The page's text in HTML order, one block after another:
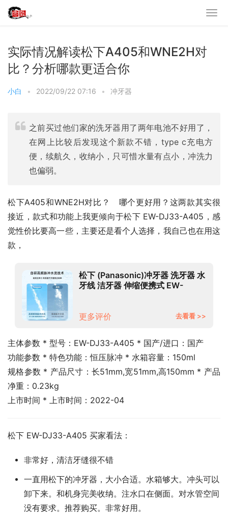
实际情况解读松下A405和WNE2H对
比？分析哪款更适合你
小白 • 2022/09/22 07:16 • 冲牙器
之前买过他们家的洗牙器用了两年电池不好用了，
在网上比较后发现这个新款不错，type c充电方
便，续航久，收纳小，只可惜水量有点小，冲洗力
也偏弱。
松下A405和WNE2H对比？   哪个更好用？这两款其实很
接近，款式和功能上我更倾向于松下 EW-DJ33-A405，感
觉性价比要高一些，主要还是看个人选择，我自己也在用这
款，
松下 (Panasonic)冲牙器 洗牙器 水
牙线 洁牙器 伸缩便携式 EW-
更多评价
去看看 >>
主体参数 * 型号：EW-DJ33-A405 * 国产/进口：国产
功能参数 * 特色功能：恒压脉冲 * 水箱容量：150ml
规格参数 * 产品尺寸：长51mm,宽51mm,高150mm * 产品
净重：0.23kg
上市时间 * 上市时间：2022-04
松下 EW-DJ33-A405 买家看法：
非常好，清洁牙缝很不错
一直用松下的冲牙器，大小合适。水箱够大。冲头可以
卸下来。和机身完美收纳。注水口在侧面。对水管空间
没有要求。推荐购买。非常好用。